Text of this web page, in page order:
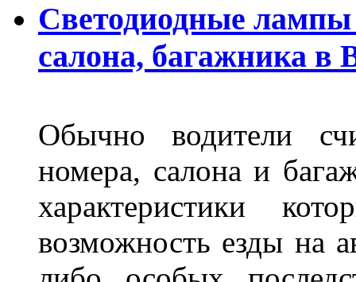
Светодиодные лампы
салона, багажника в
Обычно водители
номера, салона и
характеристики
возможность езды на